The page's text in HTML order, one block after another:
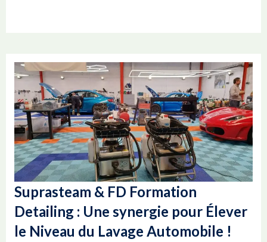
Suprasteam & FD Formation
Detailing : Une synergie pour Élever
le Niveau du Lavage Automobile !